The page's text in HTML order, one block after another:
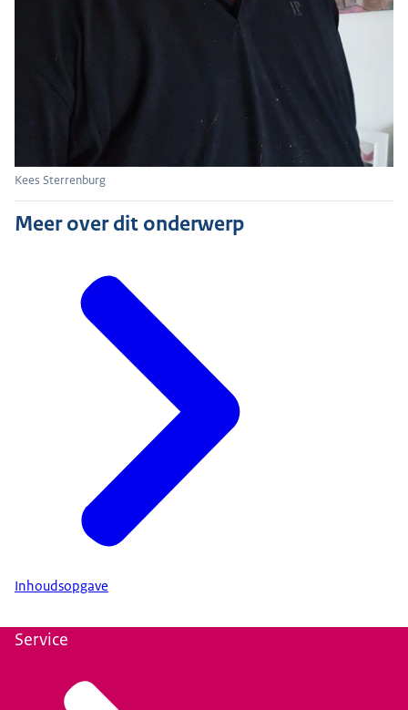
Kees Sterrenburg
Meer over dit onderwerp
Inhoudsopgave
Service